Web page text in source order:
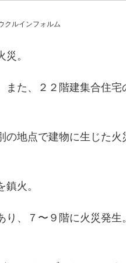
クルインフォルム
。
また、２２階建集合住宅
の地点で建物に生じた火
鎮火。
り、７〜９階に火災発生。